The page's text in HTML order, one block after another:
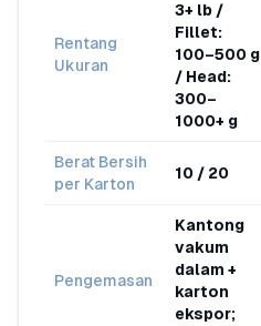
Rentang
Ukuran
3+ lb /
Fillet:
100–500 g
/ Head:
300–
1000+ g
Berat Bersih
per Karton
10 / 20
Pengemasan
Kantong
vakum
dalam +
karton
ekspor;